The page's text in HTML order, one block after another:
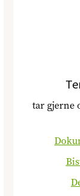
tar gjerne